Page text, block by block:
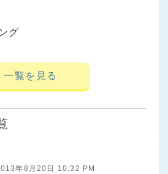
グ
一覧を見る
年8月20日 10:32 PM